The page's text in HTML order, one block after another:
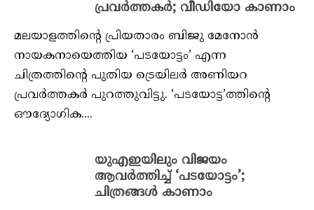
പ്രവര്‍ത്തകര്‍; വീഡിയോ കാണാം
മലയാളത്തിന്റെ പ്രിയതാരം ബിജു മേനോന്‍
നായകനായെത്തിയ ‘പടയോട്ടം’ എന്ന
ചിത്രത്തിന്റെ പുതിയ ട്രെയിലര്‍ അണിയറ
പ്രവര്‍ത്തകര്‍ പുറത്തുവിട്ടു. ‘പടയോട്ട’ത്തിന്റെ
ഔദ്യോഗിക....
യുഎഇയിലും വിജയം
ആവര്‍ത്തിച്ച് ‘പടയോട്ടം’;
ചിത്രങ്ങള്‍ കാണാം